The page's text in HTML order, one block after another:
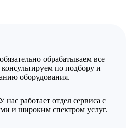
обрабатываем все
по подбору и
оборудования.
нас работает отдел сервиса с
и широким спектром услуг.